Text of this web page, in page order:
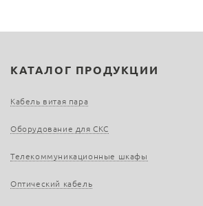
КАТАЛОГ ПРОДУКЦИИ
Кабель витая пара
Оборудование для СКС
Телекоммуникационные шкафы
Оптический кабель